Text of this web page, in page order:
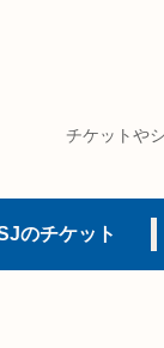
チケットや
のチケット